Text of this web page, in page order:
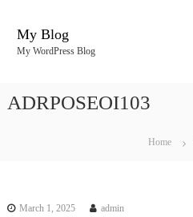
My Blog
My WordPress Blog
ADRPOSEOI103
Home
March 1, 2025 admin